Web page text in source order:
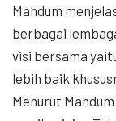
Mahdum
berbagai
visi bersama
lebih baik
Menurut